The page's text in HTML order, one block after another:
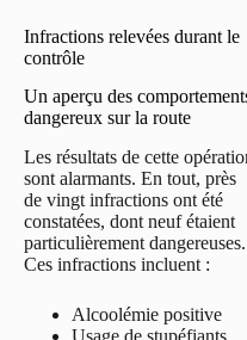
Infractions relevées durant le
contrôle
Un aperçu des
dangereux sur la route
Les résultats de cette
sont alarmants. En tout, près
de vingt infractions ont été
constatées, dont neuf étaient
particulièrement dangereuses.
Ces infractions incluent :
Alcoolémie positive